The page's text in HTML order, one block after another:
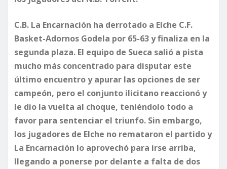
C.B. La Encarnación ha derrotado a Elche C.F.
Basket-Adornos Godela por 65-63 y finaliza en la
segunda plaza. El equipo de Sueca salió a pista
mucho más concentrado para disputar este
último encuentro y apurar las opciones de ser
campeón, pero el conjunto ilicitano reaccionó y
le dio la vuelta al choque, teniéndolo todo a
favor para sentenciar el triunfo. Sin embargo,
los jugadores de Elche no remataron el partido y
La Encarnación lo aprovechó para irse arriba,
llegando a ponerse por delante a falta de dos